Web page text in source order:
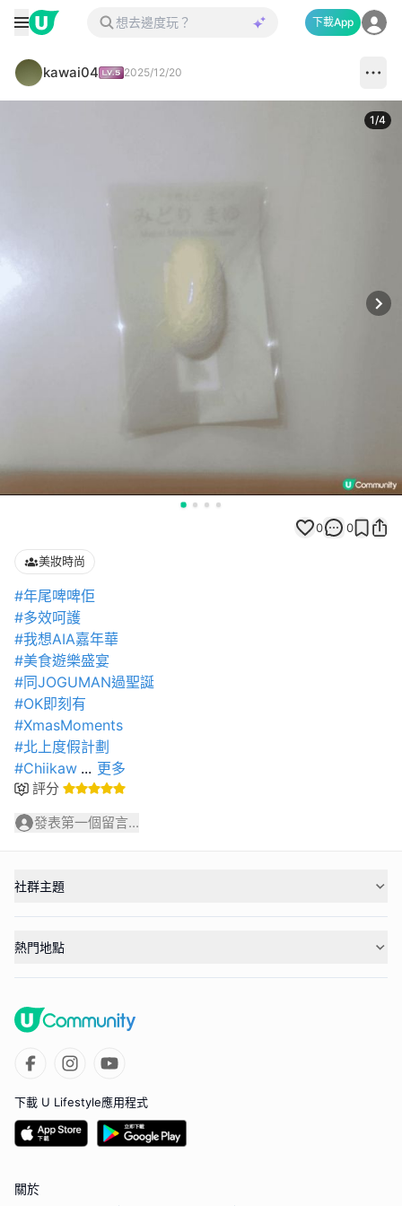
下載App
kawai04 2025/12/20
1/4
0 0
美妝時尚
#年尾啤啤佢
#多效呵護
#我想AIA嘉年華
#美食遊樂盛宴
#同JOGUMAN過聖誕
#OK即刻有
#XmasMoments
#北上度假計劃
#Chiikaw ... 更多
評分
發表第一個留言...
社群主題
熱門地點
下載 U Lifestyle應用程式
關於